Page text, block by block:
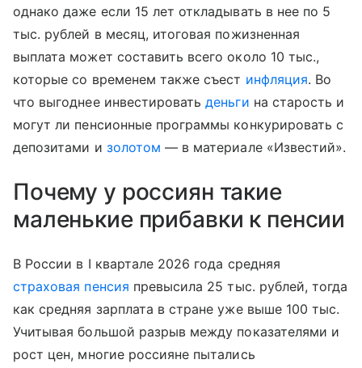
однако даже если 15 лет откладывать в нее по 5
тыс. рублей в месяц, итоговая пожизненная
выплата может составить всего около 10 тыс.,
которые со временем также съест инфляция. Во
что выгоднее инвестироватьденьги на старость и
могут ли пенсионные программы конкурировать с
депозитами и золотом — в материале «Известий».
Почему у россиян такие
маленькие прибавки к пенсии
В России в I квартале 2026 года средняя
страховая пенсия превысила 25 тыс. рублей, тогда
как средняя зарплата в стране уже выше 100 тыс.
Учитывая большой разрыв между показателями и
рост цен, многие россияне пытались